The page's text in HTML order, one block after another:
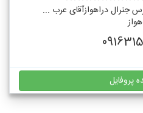
جنرال دراهوازآقای عرب ...